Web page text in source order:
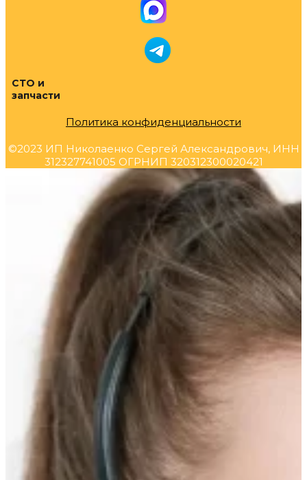
СТО и
запчасти
Политика конфиденциальности
©2023 ИП Николаенко Сергей Александрович, ИНН
312327741005 ОГРНИП 320312300020421